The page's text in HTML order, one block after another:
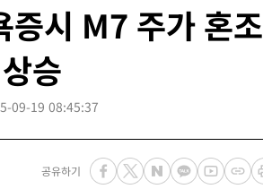
시 M7 주가 혼조
승
09-19 08:45:37
공유하기